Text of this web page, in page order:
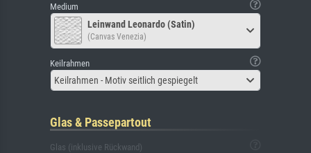
Medium
Leinwand Leonardo (Satin)
(Canvas Venezia)
Keilrahmen
Keilrahmen - Motiv seitlich gespiegelt
Glas & Passepartout
Glas (inklusive Rückwand)